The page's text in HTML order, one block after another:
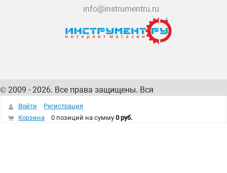
info@instrumentru.ru
© 2009 - 2026. Все права защищены. Вся
информация на сайте – собственность
интернет-магазина
Войти
Регистрация
Корзина
0 позиций на сумму 0 руб.